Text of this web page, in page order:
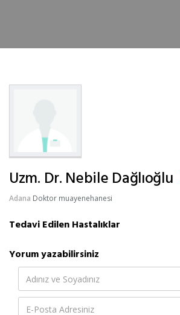
Uzm. Dr. Nebile Dağlıoğlu
Adana Doktor muayenehanesi
Tedavi Edilen Hastalıklar
Yorum yazabilirsiniz